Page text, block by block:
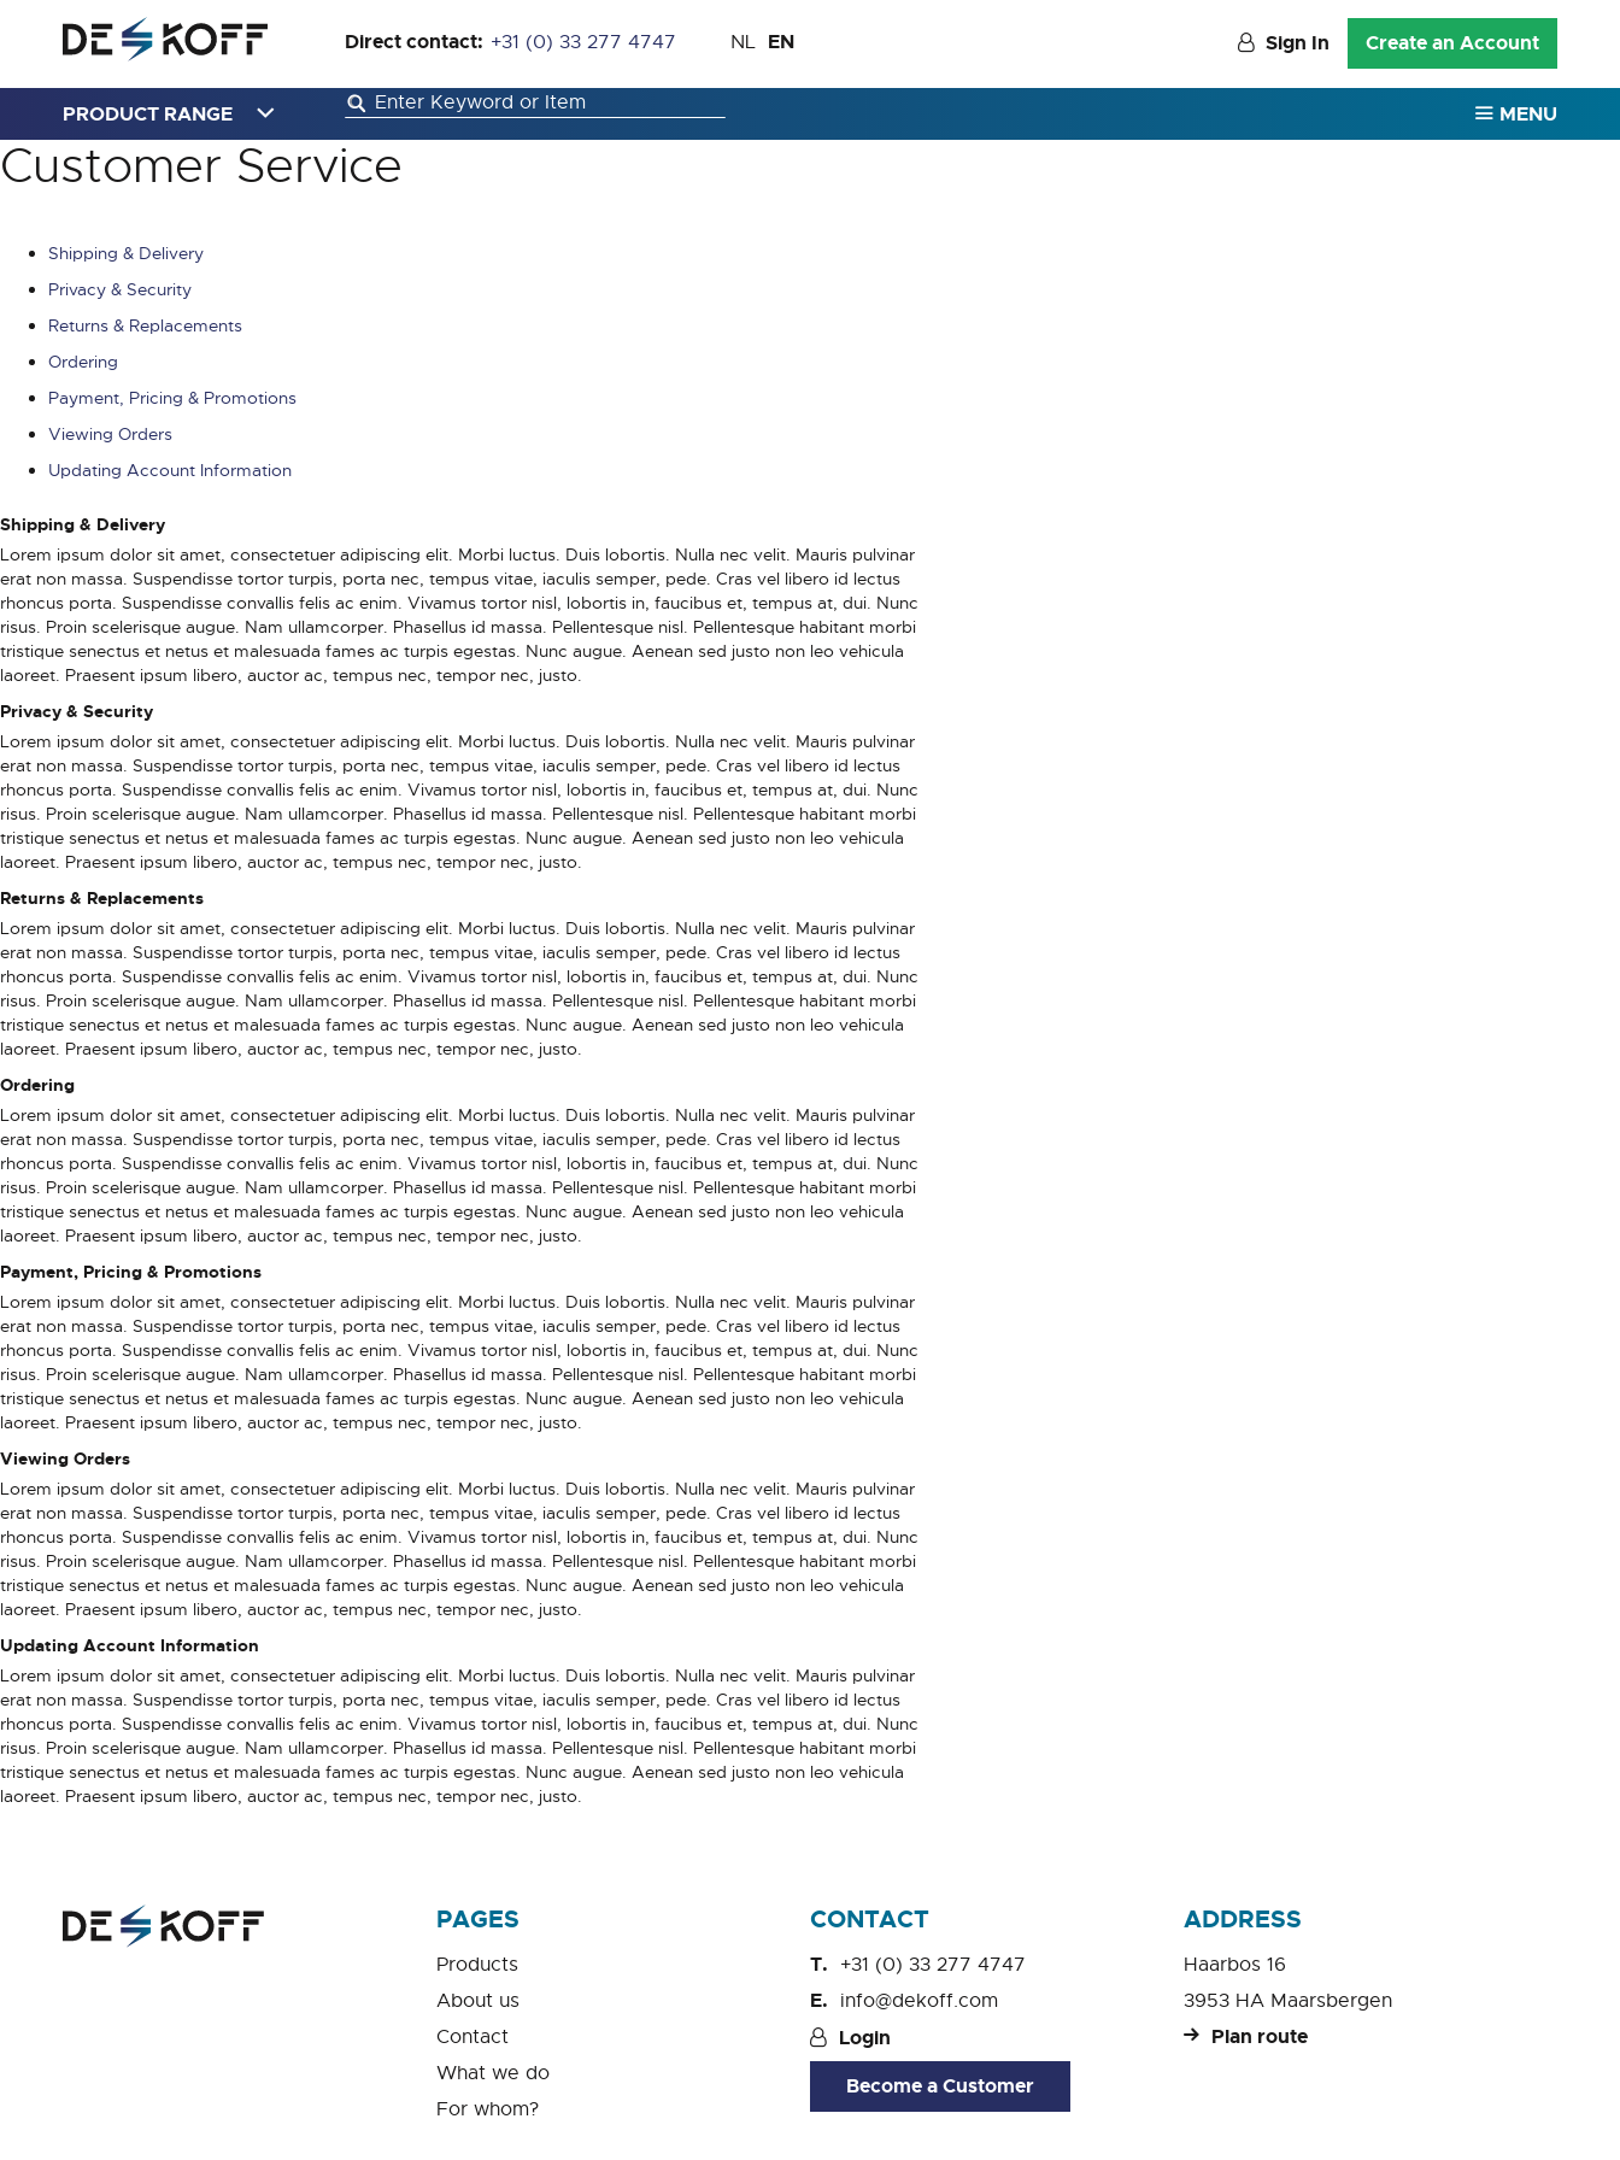
Direct contact: +31 (0) 33 277 4747
Skip
Content
Language
NL EN Sign In Create an Account
PRODUCT RANGE MENU
Customer Service
Shipping & Delivery
Privacy & Security
Returns & Replacements
Ordering
Payment, Pricing & Promotions
Viewing Orders
Updating Account Information
Shipping & Delivery
Lorem ipsum dolor sit amet, consectetuer adipiscing elit. Morbi luctus. Duis lobortis. Nulla nec velit. Mauris pulvinar
erat non massa. Suspendisse tortor turpis, porta nec, tempus vitae, iaculis semper, pede. Cras vel libero id lectus
rhoncus porta. Suspendisse convallis felis ac enim. Vivamus tortor nisl, lobortis in, faucibus et, tempus at, dui. Nunc
risus. Proin scelerisque augue. Nam ullamcorper. Phasellus id massa. Pellentesque nisl. Pellentesque habitant morbi
tristique senectus et netus et malesuada fames ac turpis egestas. Nunc augue. Aenean sed justo non leo vehicula
laoreet. Praesent ipsum libero, auctor ac, tempus nec, tempor nec, justo.
Privacy & Security
Lorem ipsum dolor sit amet, consectetuer adipiscing elit. Morbi luctus. Duis lobortis. Nulla nec velit. Mauris pulvinar
erat non massa. Suspendisse tortor turpis, porta nec, tempus vitae, iaculis semper, pede. Cras vel libero id lectus
rhoncus porta. Suspendisse convallis felis ac enim. Vivamus tortor nisl, lobortis in, faucibus et, tempus at, dui. Nunc
risus. Proin scelerisque augue. Nam ullamcorper. Phasellus id massa. Pellentesque nisl. Pellentesque habitant morbi
tristique senectus et netus et malesuada fames ac turpis egestas. Nunc augue. Aenean sed justo non leo vehicula
laoreet. Praesent ipsum libero, auctor ac, tempus nec, tempor nec, justo.
Returns & Replacements
Lorem ipsum dolor sit amet, consectetuer adipiscing elit. Morbi luctus. Duis lobortis. Nulla nec velit. Mauris pulvinar
erat non massa. Suspendisse tortor turpis, porta nec, tempus vitae, iaculis semper, pede. Cras vel libero id lectus
rhoncus porta. Suspendisse convallis felis ac enim. Vivamus tortor nisl, lobortis in, faucibus et, tempus at, dui. Nunc
risus. Proin scelerisque augue. Nam ullamcorper. Phasellus id massa. Pellentesque nisl. Pellentesque habitant morbi
tristique senectus et netus et malesuada fames ac turpis egestas. Nunc augue. Aenean sed justo non leo vehicula
laoreet. Praesent ipsum libero, auctor ac, tempus nec, tempor nec, justo.
Ordering
Lorem ipsum dolor sit amet, consectetuer adipiscing elit. Morbi luctus. Duis lobortis. Nulla nec velit. Mauris pulvinar
erat non massa. Suspendisse tortor turpis, porta nec, tempus vitae, iaculis semper, pede. Cras vel libero id lectus
rhoncus porta. Suspendisse convallis felis ac enim. Vivamus tortor nisl, lobortis in, faucibus et, tempus at, dui. Nunc
risus. Proin scelerisque augue. Nam ullamcorper. Phasellus id massa. Pellentesque nisl. Pellentesque habitant morbi
tristique senectus et netus et malesuada fames ac turpis egestas. Nunc augue. Aenean sed justo non leo vehicula
laoreet. Praesent ipsum libero, auctor ac, tempus nec, tempor nec, justo.
Payment, Pricing & Promotions
Lorem ipsum dolor sit amet, consectetuer adipiscing elit. Morbi luctus. Duis lobortis. Nulla nec velit. Mauris pulvinar
erat non massa. Suspendisse tortor turpis, porta nec, tempus vitae, iaculis semper, pede. Cras vel libero id lectus
rhoncus porta. Suspendisse convallis felis ac enim. Vivamus tortor nisl, lobortis in, faucibus et, tempus at, dui. Nunc
risus. Proin scelerisque augue. Nam ullamcorper. Phasellus id massa. Pellentesque nisl. Pellentesque habitant morbi
tristique senectus et netus et malesuada fames ac turpis egestas. Nunc augue. Aenean sed justo non leo vehicula
laoreet. Praesent ipsum libero, auctor ac, tempus nec, tempor nec, justo.
Viewing Orders
Lorem ipsum dolor sit amet, consectetuer adipiscing elit. Morbi luctus. Duis lobortis. Nulla nec velit. Mauris pulvinar
erat non massa. Suspendisse tortor turpis, porta nec, tempus vitae, iaculis semper, pede. Cras vel libero id lectus
rhoncus porta. Suspendisse convallis felis ac enim. Vivamus tortor nisl, lobortis in, faucibus et, tempus at, dui. Nunc
risus. Proin scelerisque augue. Nam ullamcorper. Phasellus id massa. Pellentesque nisl. Pellentesque habitant morbi
tristique senectus et netus et malesuada fames ac turpis egestas. Nunc augue. Aenean sed justo non leo vehicula
laoreet. Praesent ipsum libero, auctor ac, tempus nec, tempor nec, justo.
Updating Account Information
Lorem ipsum dolor sit amet, consectetuer adipiscing elit. Morbi luctus. Duis lobortis. Nulla nec velit. Mauris pulvinar
erat non massa. Suspendisse tortor turpis, porta nec, tempus vitae, iaculis semper, pede. Cras vel libero id lectus
rhoncus porta. Suspendisse convallis felis ac enim. Vivamus tortor nisl, lobortis in, faucibus et, tempus at, dui. Nunc
risus. Proin scelerisque augue. Nam ullamcorper. Phasellus id massa. Pellentesque nisl. Pellentesque habitant morbi
tristique senectus et netus et malesuada fames ac turpis egestas. Nunc augue. Aenean sed justo non leo vehicula
laoreet. Praesent ipsum libero, auctor ac, tempus nec, tempor nec, justo.
PAGES
Products
About us
Contact
What we do
For whom?
CONTACT
+31 (0) 33 277 4747
info@dekoff.com
Login
Become a Customer
ADDRESS
Haarbos 16
3953 HA Maarsbergen
Plan route